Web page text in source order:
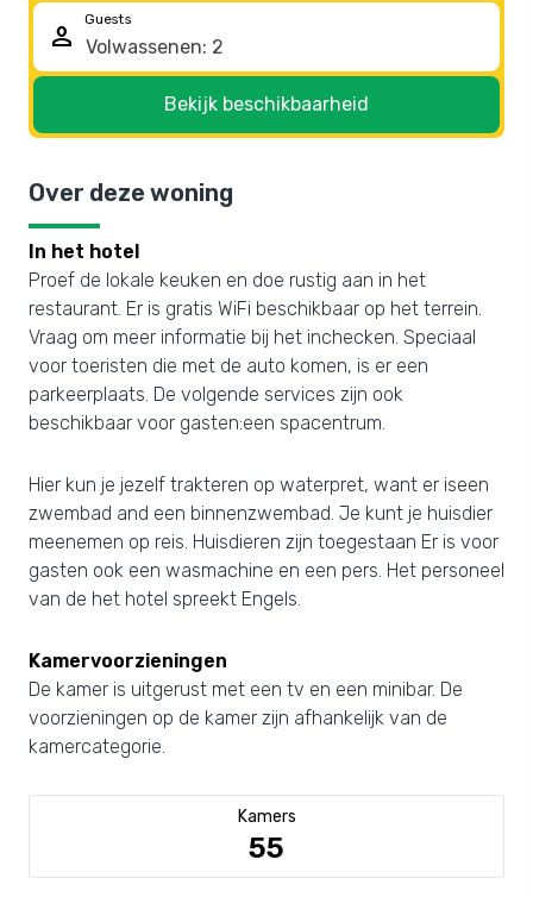
person
Guests
Bekijk beschikbaarheid
Over deze woning
In het hotel
Proef de lokale keuken en doe rustig aan in het
restaurant. Er is gratis WiFi beschikbaar op het terrein.
Vraag om meer informatie bij het inchecken. Speciaal
voor toeristen die met de auto komen, is er een
parkeerplaats. De volgende services zijn ook
beschikbaar voor gasten:een spacentrum.
Hier kun je jezelf trakteren op waterpret, want er iseen
zwembad and een binnenzwembad. Je kunt je huisdier
meenemen op reis. Huisdieren zijn toegestaan Er is voor
gasten ook een wasmachine en een pers. Het personeel
van de het hotel spreekt Engels.
Kamervoorzieningen
De kamer is uitgerust met een tv en een minibar. De
voorzieningen op de kamer zijn afhankelijk van de
kamercategorie.
Kamers
55